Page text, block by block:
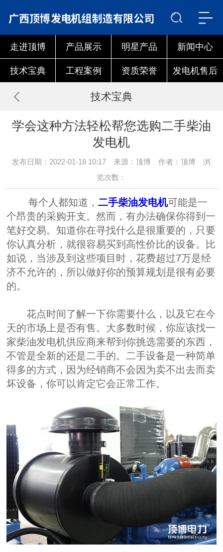
走进顶博 产品展示 明星产品 新闻中心
技术宝典 工程案例 资质荣誉 发电机售后
技术宝典
学会这种方法轻松帮您选购二手柴油
发电机
发布日期：2022-01-18 10:17 来源：顶博 作者：顶博 浏
览次数：
每个人都知道，二手柴油发电机可能是一
个昂贵的采购开支。然而，有办法确保你得到一
笔好交易。知道你在寻找什么是很重要的，只要
你认真分析，就很容易买到高性价比的设备。比
如说，当涉及到这些项目时，花费超过7万是经
济不允许的，所以做好你的预算规划是很有必要
的。
花点时间了解一下你需要什么，以及它在今
天的市场上是否有售。大多数时候，你应该找一
家柴油发电机供应商来帮到你挑选需要的东西，
不管是全新的还是二手的。二手设备是一种简单
得多的方式，因为经销商不会因为卖不出去而卖
坏设备，你可以肯定它会正常工作。